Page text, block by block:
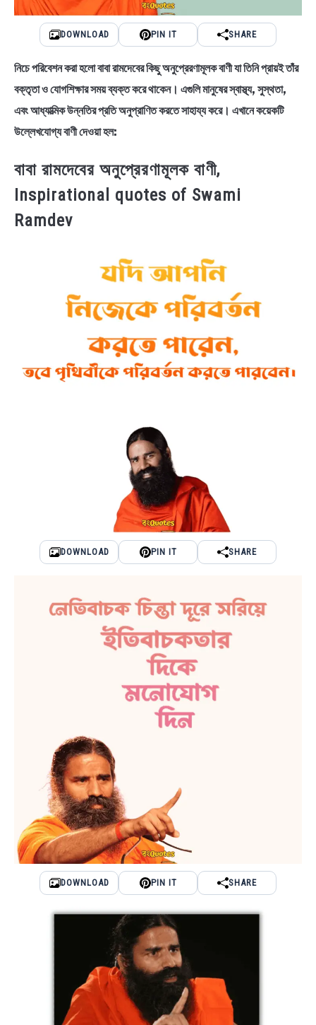
DOWNLOAD PIN IT SHARE
নিচে পরিবেশন করা হলো বাবা রামদেবের কিছু অনুপ্রেরণামূলক বাণী যা তিনি প্রায়ই তাঁর
বক্তৃতা ও যোগশিক্ষার সময় ব্যক্ত করে থাকেন। এগুলি মানুষের স্বাস্থ্য, সুস্থতা,
এবং আধ্যাত্মিক উন্নতির প্রতি অনুপ্রাণিত করতে সাহায্য করে। এখানে কয়েকটি
উল্লেখযোগ্য বাণী দেওয়া হল:
বাবা রামদেবের অনুপ্রেরণামূলক বাণী,
Inspirational quotes of Swami
Ramdev
DOWNLOAD PIN IT SHARE
DOWNLOAD PIN IT SHARE